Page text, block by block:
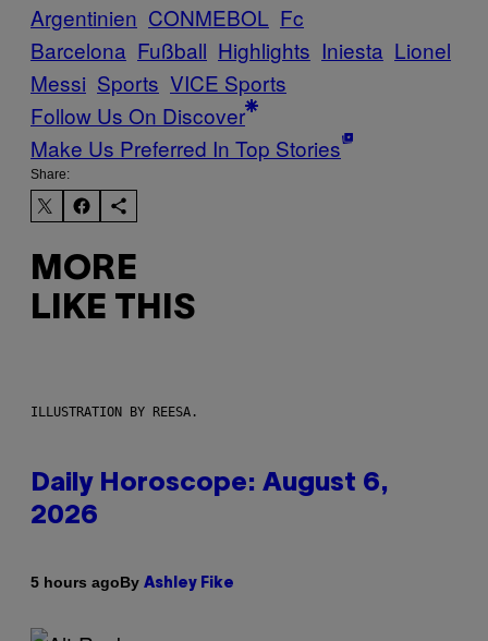
Argentinien CONMEBOL Fc
Barcelona Fußball Highlights Iniesta Lionel
Messi Sports VICE Sports
Follow Us On Discover
Make Us Preferred In Top Stories
Share:
MORE
LIKE THIS
ILLUSTRATION BY REESA.
Daily Horoscope: August 6,
2026
5 hours agoBy Ashley Fike